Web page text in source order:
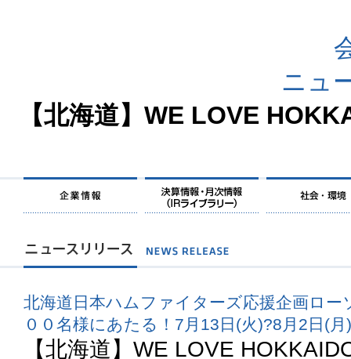
ニュ
【北海道】WE LOVE
北海道日本ハムファイターズ応援企画ロー
００名様にあたる！7月13日(火)?8月2日(
【北海道】WE LOVE